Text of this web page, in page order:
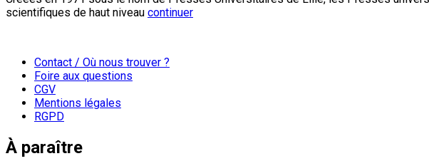
scientifiques de haut niveau continuer
Contact / Où nous trouver ?
Foire aux questions
CGV
Mentions légales
RGPD
À paraître